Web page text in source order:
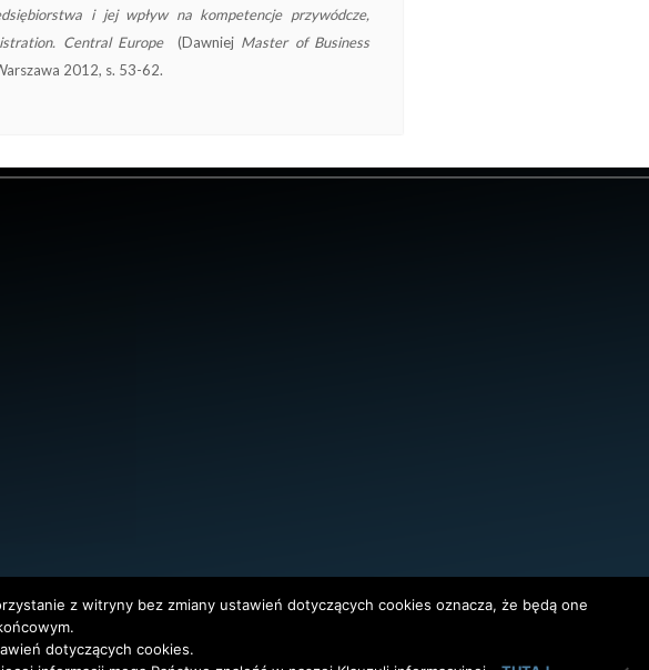
i jej wpływ na kompetencje przywódcze,
Central Europe(Dawniej Master of Business
2012, s. 53-62.
stronyAgencjaInterAktywni
z witryny bez zmiany ustawień dotyczących cookies oznacza, że będą one
dotyczących cookies.